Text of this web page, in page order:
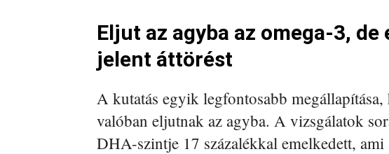
Eljut az agyba az omega-3, de
jelent áttörést
A kutatás egyik legfontosabb
valóban eljutnak az agyba. A vizsgálatok
DHA-szintje 17 százalékkal emelkedett,